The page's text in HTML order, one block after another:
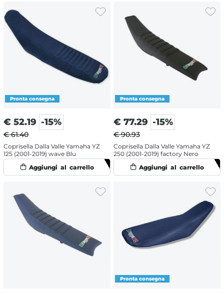
€ 52.19 -15%
€ 61.40
Coprisella Dalla Valle Yamaha YZ
125 (2001-2019) wave Blu
€ 77.29 -15%
€ 90.93
Coprisella Dalla Valle Yamaha YZ
250 (2001-2019) factory Nero